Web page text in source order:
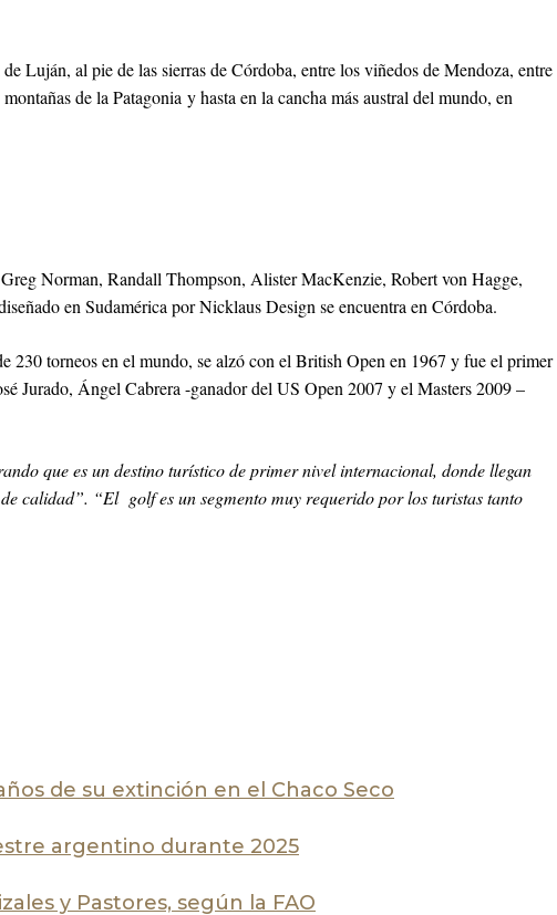
Luján, al pie de las sierras de Córdoba, entre los viñedos de Mendoza, entre
de la Patagonia y hasta en la cancha más austral del mundo, en
Norman, Randall Thompson, Alister MacKenzie, Robert von Hagge,
en Sudamérica por Nicklaus Design se encuentra en Córdoba.
230 torneos en el mundo, se alzó con el British Open en 1967 y fue el primer
Jurado, Ángel Cabrera -ganador del US Open 2007 y el Masters 2009 –
que es un destino turístico de primer nivel internacional, donde llegan
calidad”. “El golf es un segmento muy requerido por los turistas tanto
de su extinción en el Chaco Seco
argentino durante 2025
y Pastores, según la FAO